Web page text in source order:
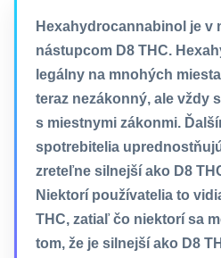
Hexahydrocannabinol je
nástupcom D8 THC.
legálny na mnohých
teraz nezákonný, ale vždy
s miestnymi zákonmi.
spotrebitelia
zreteľne silnejší ako D8
Niektorí používatelia to
THC, zatiaľ čo niektorí sa
tom, že je silnejší ako D8